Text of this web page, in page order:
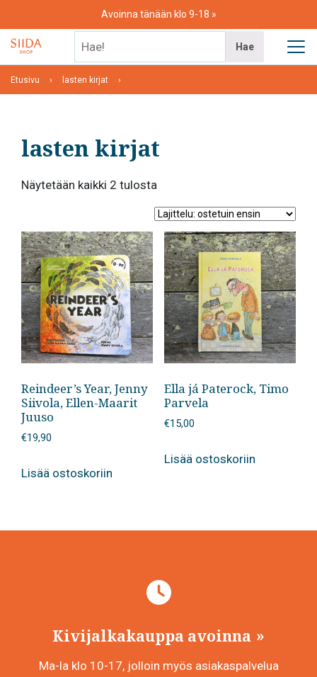
content
Avoinna tänään klo 9-18
Hae
Etusivu lasten kirjat
lasten kirjat
Näytetään kaikki 2 tulosta
ensin
Reindeer’s Year, Jenny
Siivola, Ellen-Maarit
Juuso
€19,90
Lisää ostoskoriin
Ella já Paterock, Timo
Parvela
€15,00
Lisää ostoskoriin
Kivijalkakauppa avoinna
Ma-la klo 10-17, jolloin myös asiakaspalvelua